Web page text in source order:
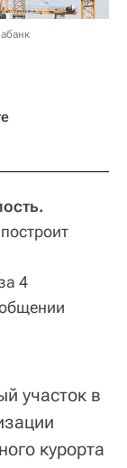
4
участок в
курорта